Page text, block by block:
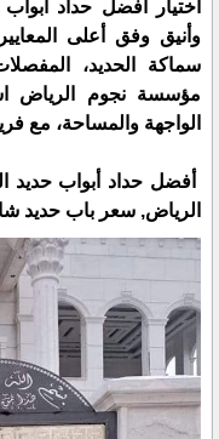
اختيار أفضل حداد
وأنيق وفق أعلى
سماكة الحديد،
مؤسسة نجوم الرياض
الواجهة والمساحة، مع
أفضل حداد أبواب
الرياض, سعر باب حديد